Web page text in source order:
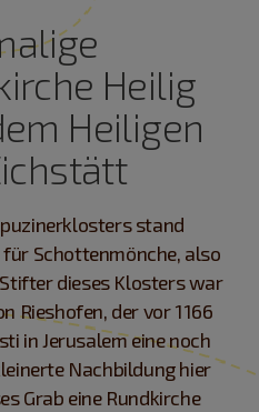
Heilig
Heiligen
stand
Schottenmönche, also
dieses Klosters war
Rieshofen, der vor 1166
in Jerusalem eine noch
Nachbildung hier
Grab eine Rundkirche